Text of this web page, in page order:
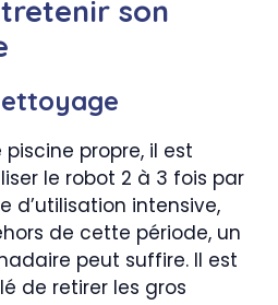
son
propre, il est
le robot 2 à 3 fois par
d’utilisation intensive,
de cette période, un
peut suffire. Il est
de retirer les gros